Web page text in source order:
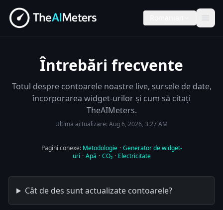
Întrebări frecvente
Totul despre contoarele noastre live, sursele de date,
încorporarea widget-urilor și cum să citați
TheAIMeters.
Ultima actualizare:Aug 6, 2026, 3:27 AM
Pagini conexe: Metodologie · Generator de widget-
uri · Apă · CO₂ · Electricitate
Cât de des sunt actualizate contoarele?